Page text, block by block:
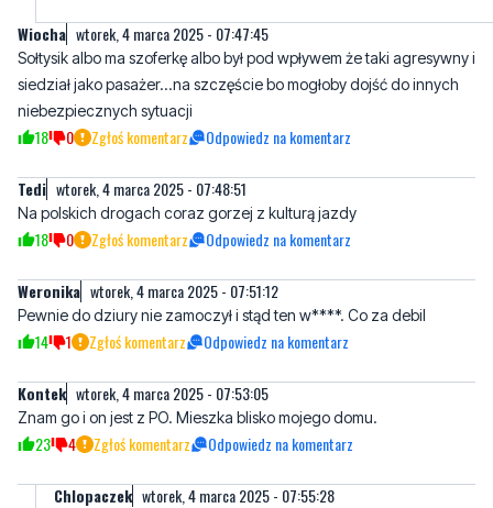
Wiocha wtorek, 4 marca 2025 - 07:47:45
Sołtysik albo ma szoferkę albo był pod wpływem że taki agresywny i
siedział jako pasażer...na szczęście bo mogłoby dojść do innych
niebezpiecznych sytuacji
18 0 Zgłoś komentarz Odpowiedz na komentarz
Tedi wtorek, 4 marca 2025 - 07:48:51
Na polskich drogach coraz gorzej z kulturą jazdy
18 0 Zgłoś komentarz Odpowiedz na komentarz
Weronika wtorek, 4 marca 2025 - 07:51:12
Pewnie do dziury nie zamoczył i stąd ten w****. Co za debil
14 1 Zgłoś komentarz Odpowiedz na komentarz
Kontek wtorek, 4 marca 2025 - 07:53:05
Znam go i on jest z PO. Mieszka blisko mojego domu.
23 4 Zgłoś komentarz Odpowiedz na komentarz
Chlopaczek wtorek, 4 marca 2025 - 07:55:28